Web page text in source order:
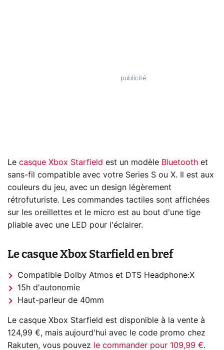
Le casque Xbox Starfield est un modèle Bluetooth et
sans-fil compatible avec votre Series S ou X. Il est aux
couleurs du jeu, avec un design légèrement
rétrofuturiste. Les commandes tactiles sont affichées
sur les oreillettes et le micro est au bout d'une tige
pliable avec une LED pour l'éclairer.
Le casque Xbox Starfield en bref
Compatible Dolby Atmos et DTS Headphone:X
15h d'autonomie
Haut-parleur de 40mm
Le casque Xbox Starfield est disponible à la vente à
124,99 €, mais aujourd'hui avec le code promo chez
Rakuten, vous pouvez
le commander pour 109,99 €.